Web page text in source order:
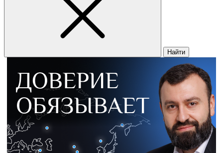
Найти